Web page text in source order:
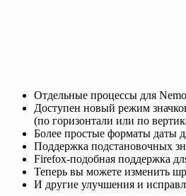
Отдельные процессы для
Доступен новый режим
(по горизонтали или по
Более простые форматы даты
Поддержка подстановочных
Firefox-подобная поддержка
Теперь вы можете изменить
И другие улучшения и